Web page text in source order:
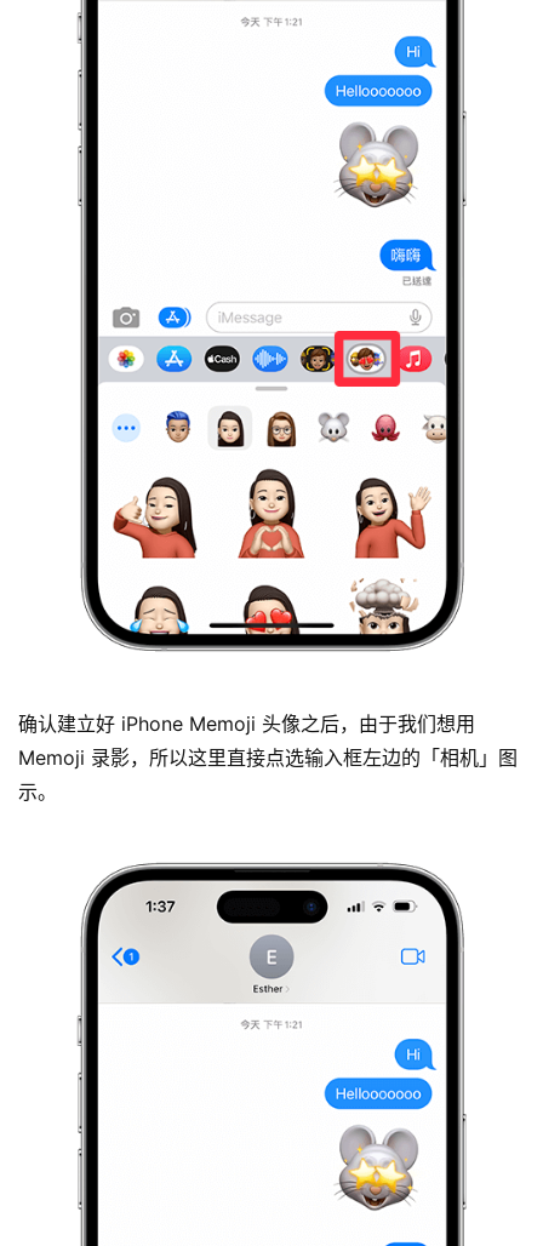
确认建立好 iPhone Memoji 头像之后，由于我们想用
Memoji 录影，所以这里直接点选输入框左边的「相机」图
示。